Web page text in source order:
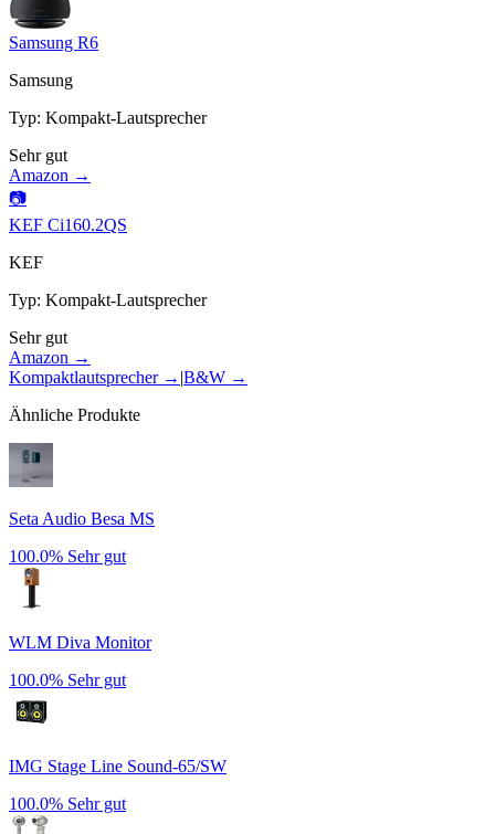
Samsung R6
Samsung
Typ: Kompakt-Lautsprecher
Sehr gut
Amazon →
📷
KEF Ci160.2QS
KEF
Typ: Kompakt-Lautsprecher
Sehr gut
Amazon →
Kompaktlautsprecher→ |B&W →
Ähnliche Produkte
Seta Audio Besa MS
100.0% Sehr gut
WLM Diva Monitor
100.0% Sehr gut
IMG Stage Line Sound-65/SW
100.0% Sehr gut